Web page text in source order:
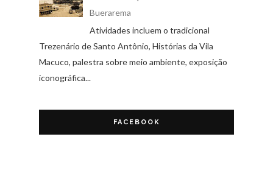
Buerarema
Atividades incluem o tradicional
Trezenário de Santo Antônio, Histórias da Vila
Macuco, palestra sobre meio ambiente, exposição
iconográfica...
FACEBOOK